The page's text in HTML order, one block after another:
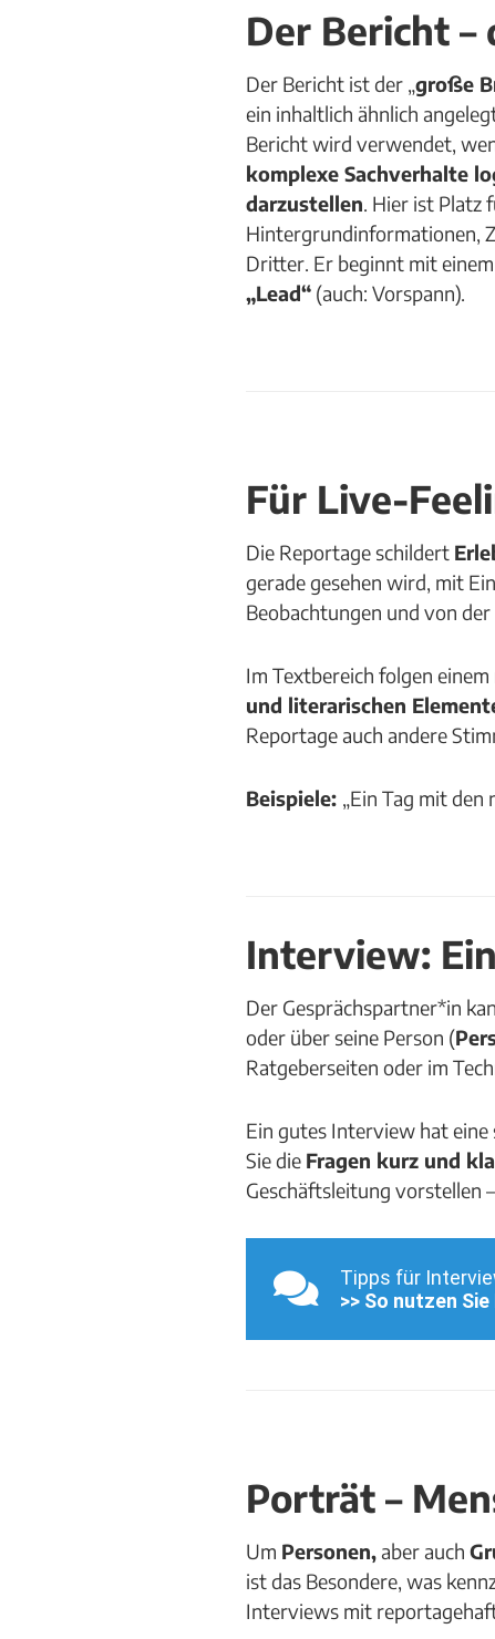
Der Bericht –
Der Bericht ist der „große
ein inhaltlich ähnlich
Bericht wird verwendet,
komplexe Sachverhalte
darzustellen. Hier ist Platz
Hintergrundinformationen,
Dritter. Er beginnt mit
„Lead“ (auch: Vorspann).
Für Live-
Die Reportage schildert
gerade gesehen wird, mit
Beobachtungen und von
Im Textbereich folgen
und literarischen
Reportage auch andere
Beispiele: „Ein Tag mit
Interview:
Der Gesprächspartner*in
oder über seine Person (
Ratgeberseiten oder im
Ein gutes Interview hat eine
Sie die Fragen kurz und
Geschäftsleitung vorstellen
Tipps für
>> So nutzen
Porträt –
Um Personen,aber auch
ist das Besondere, was
Interviews mit